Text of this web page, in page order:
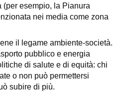
(per esempio, la Pianura
nei media come zona
il legame ambiente-società.
pubblico e energia
di salute e di equità: chi
o non può permettersi
subire di più.